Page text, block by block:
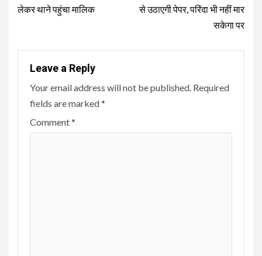
लेकर थाने पहुंचा मालिक
से उठाएगी पेपर, परिंदा भी नहीं मार
सकेगा पर
Leave a Reply
Your email address will not be published. Required
fields are marked*
Comment*